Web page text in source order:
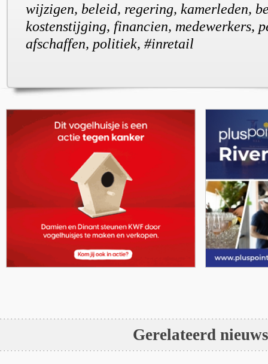
wijzigen, beleid, regering, kamerleden,
kostenstijging, financien, medewerkers,
afschaffen, politiek, #inretail
Gerelateerd nieuws